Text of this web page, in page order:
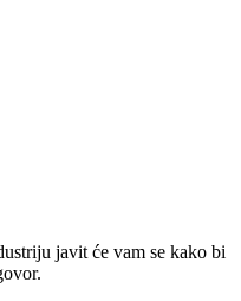
javit će vam se kako bi